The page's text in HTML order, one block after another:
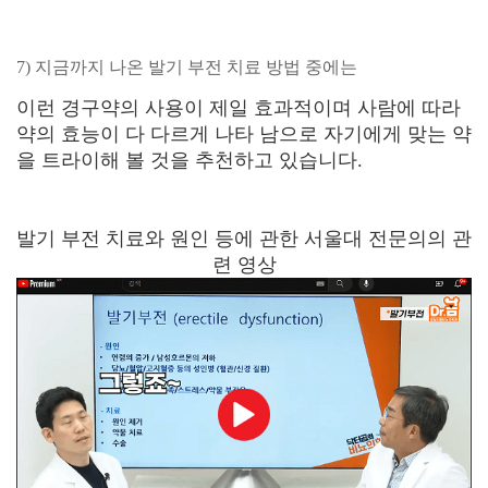
7) 지금까지 나온 발기 부전 치료 방법 중에는
이런 경구약의 사용이 제일 효과적이며 사람에 따라
약의 효능이 다 다르게 나타 남으로 자기에게 맞는 약
을 트라이해 볼 것을 추천하고 있습니다.
발기 부전 치료와 원인 등에 관한 서울대 전문의의 관
련 영상